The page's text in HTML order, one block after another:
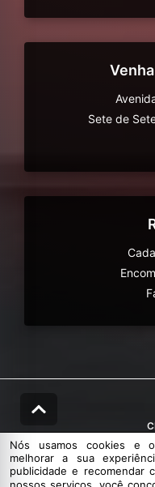
Sete de
Nós usamos cookies e
melhorar a sua
publicidade e recomendar